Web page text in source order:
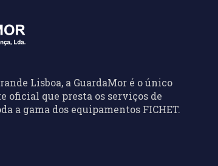
Lisboa, a GuardaMor é o único
oficial que presta os serviços de
a gama dos equipamentos FICHET.